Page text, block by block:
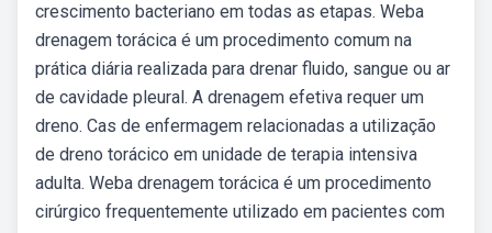
crescimento bacteriano em todas as etapas. Weba
drenagem torácica é um procedimento comum na
prática diária realizada para drenar fluido, sangue ou ar
de cavidade pleural. A drenagem efetiva requer um
dreno. Cas de enfermagem relacionadas a utilização
de dreno torácico em unidade de terapia intensiva
adulta. Weba drenagem torácica é um procedimento
cirúrgico frequentemente utilizado em pacientes com